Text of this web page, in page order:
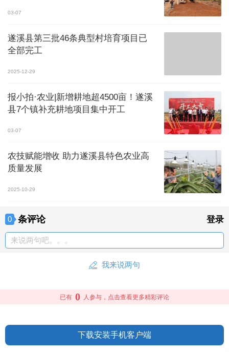
03-07
遂溪县第三批46条典型村培育项目已
全部完工
2025-12-29
报小拍·农业|新增耕地超4500亩！遂溪
县7个镇补充耕地项目集中开工
03-07
农技赋能增收 助力遂溪县特色农业高
质量发展
2025-10-29
0 条评论 登录
来说两句吧。。。
我来说两句
已有 0 人参与，点击查看更多精彩评论
下载安装手机客户端